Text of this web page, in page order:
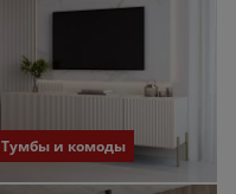
Тумбы и комоды